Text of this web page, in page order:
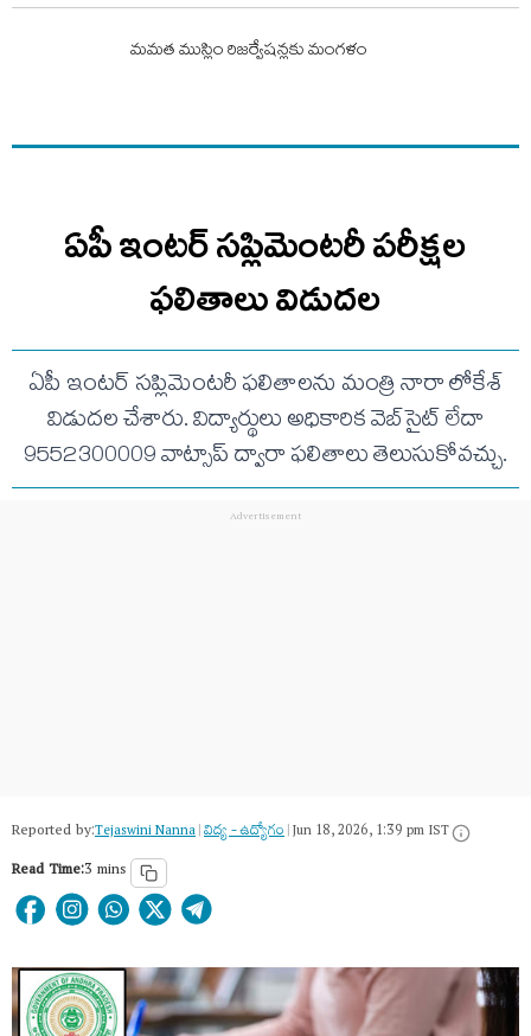
మమత ముస్లిం రిజర్వేషన్లకు మంగళం
ఏపీ ఇంటర్ సప్లిమెంటరీ పరీక్షల
ఫలితాలు విడుదల
ఏపీ ఇంటర్ సప్లిమెంటరీ ఫలితాలను మంత్రి నారా లోకేశ్
విడుదల చేశారు. విద్యార్థులు అధికారిక వెబ్‌సైట్ లేదా
9552300009 వాట్సాప్ ద్వారా ఫలితాలు తెలుసుకోవచ్చు.
Reported by:Tejaswini Nanna|విద్య - ఉద్యోగం|Jun 18, 2026, 1:39 pm IST
Read Time:3 mins